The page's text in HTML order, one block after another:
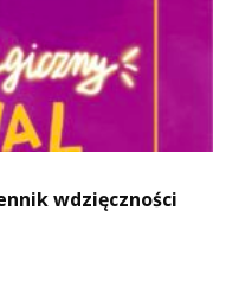
wdzięczności